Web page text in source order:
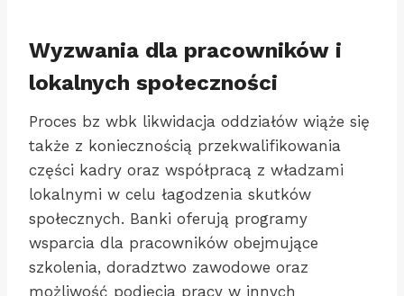
Wyzwania dla pracowników i
lokalnych społeczności
Proces bz wbk likwidacja oddziałów wiąże się
także z koniecznością przekwalifikowania
części kadry oraz współpracą z władzami
lokalnymi w celu łagodzenia skutków
społecznych. Banki oferują programy
wsparcia dla pracowników obejmujące
szkolenia, doradztwo zawodowe oraz
możliwość podjęcia pracy w innych